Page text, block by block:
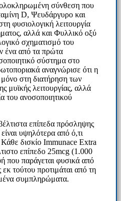
σύνθεση που
D, Ψευδάργυρο και
φυσιολογική λειτουργία
αλλά και Φυλλικό οξύ
σχηματισμό του
ένα από τα πρώτα
σύστημα στο
αναγνώρισε ότι η
στη διατήρηση των
μυϊκής λειτουργίας, αλλά
του ανοσοποιητικού
επίπεδα πρόσληψης
υψηλότερα από ό,τι
δισκίο Immunace Extra
επίπεδο 25mcg (1.000
που παράγεται φυσικά από
τούτου προτιμάται από τη
συμπληρώματα.